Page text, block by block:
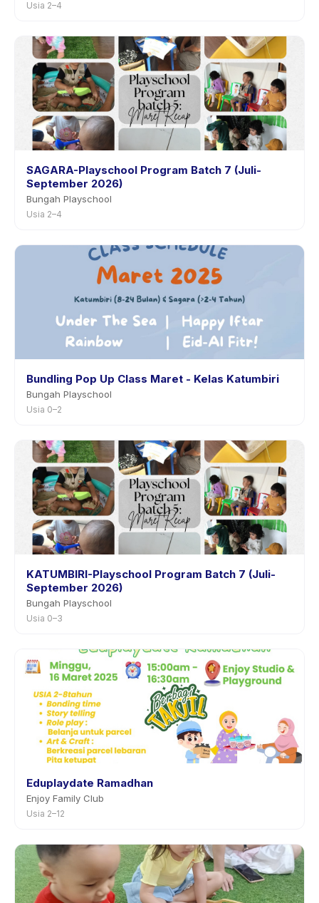
Usia 2–4
SAGARA-Playschool Program Batch 7 (Juli-
September 2026)
Bungah Playschool
Usia 2–4
Bundling Pop Up Class Maret - Kelas Katumbiri
Bungah Playschool
Usia 0–2
KATUMBIRI-Playschool Program Batch 7 (Juli-
September 2026)
Bungah Playschool
Usia 0–3
Eduplaydate Ramadhan
Enjoy Family Club
Usia 2–12